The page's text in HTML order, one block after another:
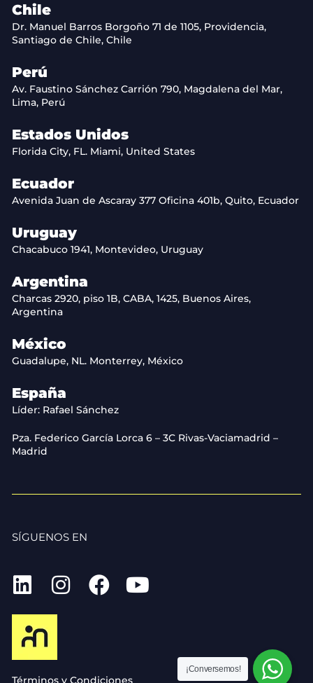
Chile
Dr. Manuel Barros Borgoño 71 de 1105, Providencia,
Santiago de Chile, Chile
Perú
Av. Faustino Sánchez Carrión 790, Magdalena del Mar,
Lima, Perú
Estados Unidos
Florida City, FL. Miami, United States
Ecuador
Avenida Juan de Ascaray 377 Oficina 401b, Quito, Ecuador
Uruguay
Chacabuco 1941, Montevideo, Uruguay
Argentina
Charcas 2920, piso 1B, CABA, 1425, Buenos Aires,
Argentina
México
Guadalupe, NL. Monterrey, México
España
Líder: Rafael Sánchez
Pza. Federico García Lorca 6 – 3C Rivas-Vaciamadrid –
Madrid
SÍGUENOS EN
Términos y Condiciones
¡Conversemos!